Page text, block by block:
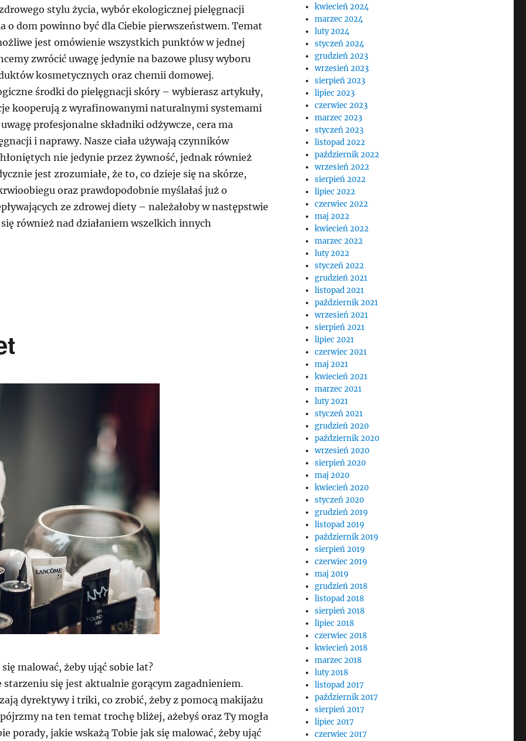
stylu życia, wybór ekologicznej pielęgnacji
o dom powinno być dla Ciebie pierwszeństwem. Temat
jest omówienie wszystkich punktów w jednej
zwrócić uwagę jedynie na bazowe plusy wyboru
kosmetycznych oraz chemii domowej.
środki do pielęgnacji skóry – wybierasz artykuły,
kooperują z wyrafinowanymi naturalnymi systemami
uwagę profesjonalne składniki odżywcze, cera ma
i naprawy. Nasze ciała używają czynników
nie jedynie przez żywność, jednak również
jest zrozumiałe, że to, co dzieje się na skórze,
oraz prawdopodobnie myślałaś już o
ze zdrowej diety – należałoby w następstwie
również nad działaniem wszelkich innych
malować, żeby ująć sobie lat?
starzeniu się jest aktualnie gorącym zagadnieniem.
dyrektywy i triki, co zrobić, żeby z pomocą makijażu
na ten temat trochę bliżej, ażebyś oraz Ty mogła
porady, jakie wskażą Tobie jak się malować, żeby ująć
kwiecień 2024
marzec 2024
luty 2024
styczeń 2024
grudzień 2023
wrzesień 2023
sierpień 2023
lipiec 2023
czerwiec 2023
marzec 2023
styczeń 2023
listopad 2022
październik 2022
wrzesień 2022
sierpień 2022
lipiec 2022
czerwiec 2022
maj 2022
kwiecień 2022
marzec 2022
luty 2022
styczeń 2022
grudzień 2021
listopad 2021
październik 2021
wrzesień 2021
sierpień 2021
lipiec 2021
czerwiec 2021
maj 2021
kwiecień 2021
marzec 2021
luty 2021
styczeń 2021
grudzień 2020
październik 2020
wrzesień 2020
sierpień 2020
maj 2020
kwiecień 2020
styczeń 2020
grudzień 2019
listopad 2019
październik 2019
sierpień 2019
czerwiec 2019
maj 2019
grudzień 2018
listopad 2018
sierpień 2018
lipiec 2018
czerwiec 2018
kwiecień 2018
marzec 2018
luty 2018
listopad 2017
październik 2017
sierpień 2017
lipiec 2017
czerwiec 2017